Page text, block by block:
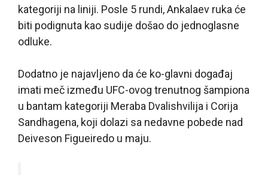
kategoriji na liniji. Posle 5 rundi, Ankalaev ruka će
biti podignuta kao sudije došao do jednoglasne
odluke.
Dodatno je najavljeno da će ko-glavni događaj
imati meč između UFC-ovog trenutnog šampiona
u bantam kategoriji Meraba Dvalishvilija i Corija
Sandhagena, koji dolazi sa nedavne pobede nad
Deiveson Figueiredo u maju.